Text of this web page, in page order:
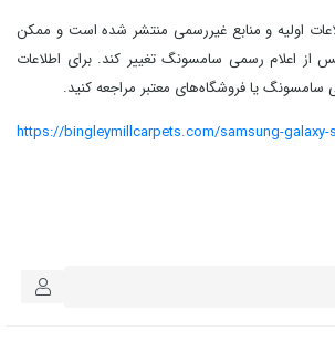
اولیه و منابع غیررسمی منتشر شده است و ممکن
اعلام رسمی سامسونگ تغییر کند. برای اطلاعات
یا فروشگاه‌های معتبر مراجعه کنید.
https://bingleymillcarpets.com/samsung-galaxy-